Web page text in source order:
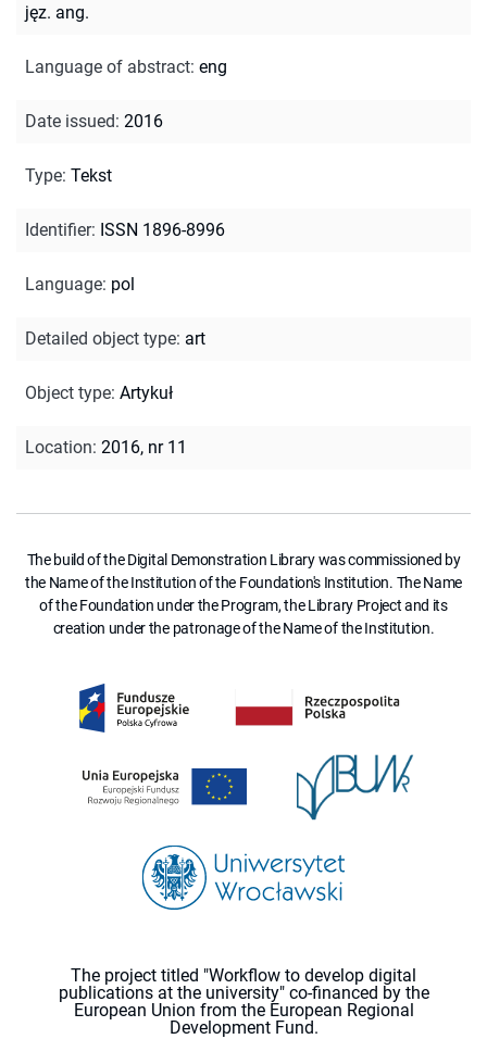
jęz. ang.
Language of abstract: eng
Date issued: 2016
Type: Tekst
Identifier: ISSN 1896-8996
Language: pol
Detailed object type: art
Object type: Artykuł
Location: 2016, nr 11
The build of the Digital Demonstration Library was commissioned by
the Name of the Institution of the Foundation's Institution. The Name
of the Foundation under the Program, the Library Project and its
creation under the patronage of the Name of the Institution.
The project titled "Workflow to develop digital
publications at the university" co-financed by the
European Union from the European Regional
Development Fund.